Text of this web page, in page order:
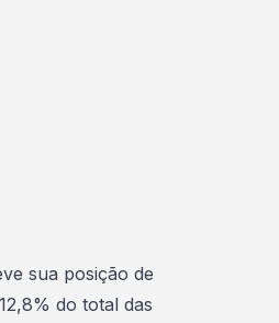
sua posição de
do total das